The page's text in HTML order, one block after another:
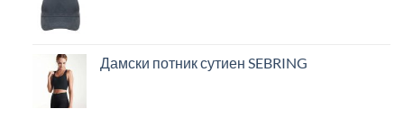
Дамски потник сутиен SEBRING